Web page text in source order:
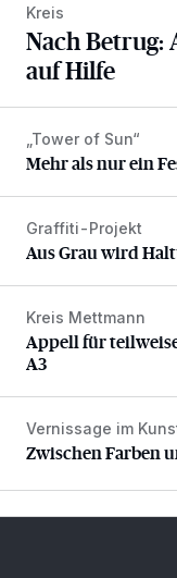
Kreis
Nach Betrug:
auf Hilfe
Mehr als nur ein
„Tower of Sun“
Mehr als nur ein
Aus Grau wird
Graffiti-Projekt
Aus Grau wird
Appell für
Kreis Mettmann
Appell für
A3
Zwischen Farben
Vernissage im
Zwischen Farben